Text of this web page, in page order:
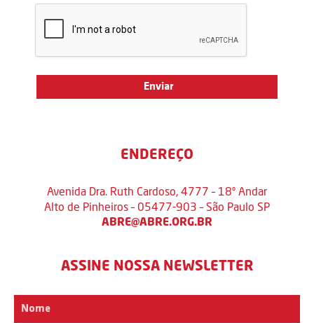
ENDEREÇO
Avenida Dra. Ruth Cardoso, 4777 – 18º Andar
Alto de Pinheiros – 05477-903 – São Paulo SP
ABRE@ABRE.ORG.BR
ASSINE NOSSA NEWSLETTER